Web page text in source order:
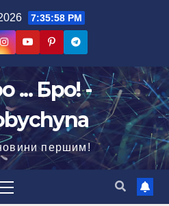
7:35:59 PM
... Бро! -
першим!